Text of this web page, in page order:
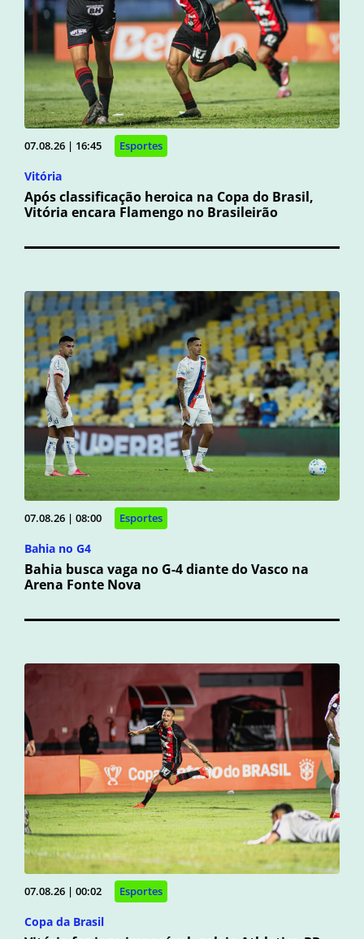
07.08.26 | 16:45 Esportes
Vitória
Após classificação heroica na Copa do Brasil,
Vitória encara Flamengo no Brasileirão
07.08.26 | 08:00 Esportes
Bahia no G4
Bahia busca vaga no G-4 diante do Vasco na
Arena Fonte Nova
07.08.26 | 00:02 Esportes
Copa da Brasil